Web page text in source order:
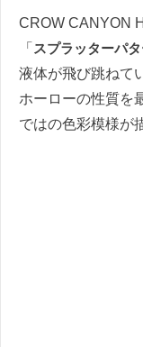
CROW CANYON
「 スプラッターパ
液体が飛び跳ねて
ホーローの性質を
ではの色彩模様が